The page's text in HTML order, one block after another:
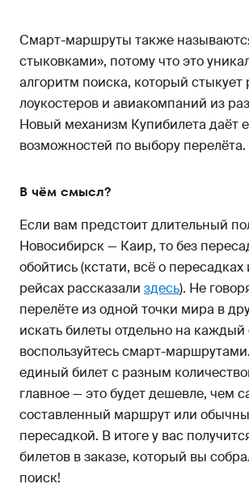
Смарт-маршруты также
стыковками», потому что это
алгоритм поиска, который стыкует
лоукостеров и авиакомпаний из
Новый механизм Купибилета даёт
возможностей по выбору перелёта.
В чём смысл?
Если вам предстоит длительный
Новосибирск — Каир, то без
обойтись (кстати, всё о
рейсах рассказали здесь). Не
перелёте из одной точки мира в
искать билеты отдельно на каждый
воспользуйтесь смарт-
единый билет с разным
главное — это будет дешевле, чем
составленный маршрут или
пересадкой. В итоге у вас
билетов в заказе, который вы
поиск!